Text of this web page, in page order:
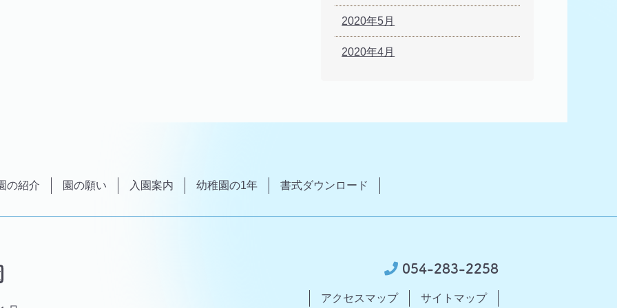
2020年5月
2020年4月
の紹介 園の願い 入園案内 幼稚園の1年 書式ダウンロード
054-283-2258
アクセスマップ サイトマップ